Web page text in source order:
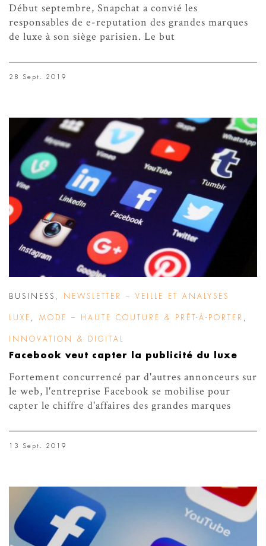
Début septembre, Snapchat a convié les
responsables de e-reputation des grandes marques
de luxe à son siège parisien. Le but
28 Sept. 2019
BUSINESS NEWSLETTER – VEILLE ET ANALYSES
LUXE MODE – HAUTE COUTURE & PRÊT-À-PORTER
INNOVATION & DIGITAL
Facebook veut capter la publicité du luxe
Fortement concurrencé par d'autres annonceurs sur
le web, l'entreprise Facebook se mobilise pour
capter le chiffre d'affaires des grandes marques
13 Sept. 2019